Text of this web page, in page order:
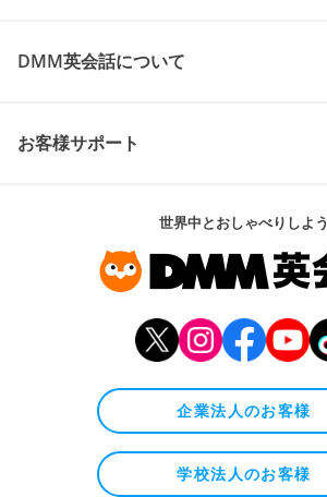
DMM英会話について
お客様サポート
世界中とおしゃべりしよう
企業法人のお客様
学校法人のお客様